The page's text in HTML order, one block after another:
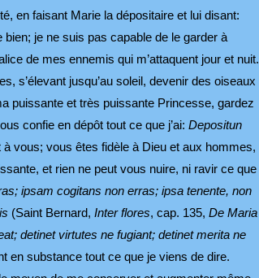
en faisant Marie la dépositaire et lui disant:
je ne suis pas capable de le garder à
de mes ennemis qui m’attaquent jour et nuit.
s’élevant jusqu’au soleil, devenir des oiseaux
puissante et très puissante Princesse, gardez
confie en dépôt tout ce que j’ai: Depositun
vous; vous êtes fidèle à Dieu et aux hommes,
et rien ne peut vous nuire, ni ravir ce que
ipsam cogitans non erras; ipsa tenente, non
(Saint Bernard, Inter flores, cap. 135, De Maria
detinet virtutes ne fugiant; detinet merita ne
en substance tout ce que je viens de dire.